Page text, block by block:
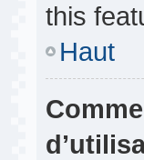
this
Haut